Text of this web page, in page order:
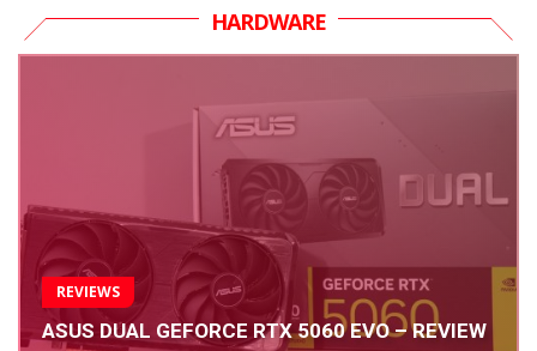
HARDWARE
REVIEWS
ASUS DUAL GEFORCE RTX 5060 EVO – REVIEW